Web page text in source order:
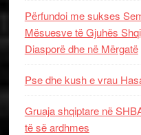
Përfundoi me sukses
Mësuesve të Gjuhës
Diasporë dhe në Mërgatë
Pse dhe kush e vrau
Gruaja shqiptare në
të së ardhmes